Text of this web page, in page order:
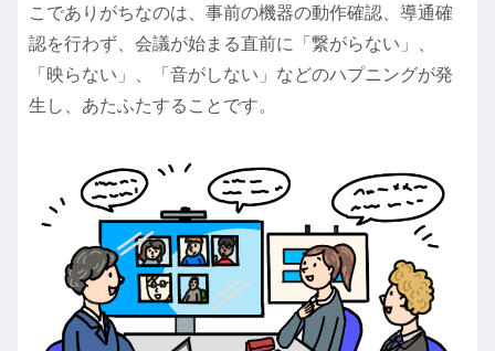
こでありがちなのは、事前の機器の動作確認、導通確
認を行わず、会議が始まる直前に「繋がらない」、
「映らない」、「音がしない」などのハプニングが発
生し、あたふたすることです。